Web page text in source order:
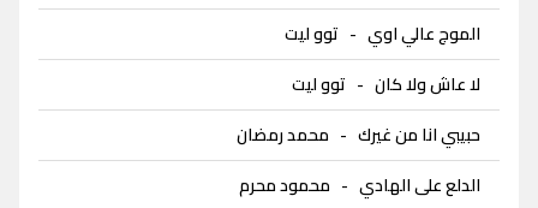
الموج عالي اوي - توو ليت
لا عاش ولا كان - توو ليت
حبيبي انا من غيرك - محمد رمضان
الدلع على الهادي - محمود محرم